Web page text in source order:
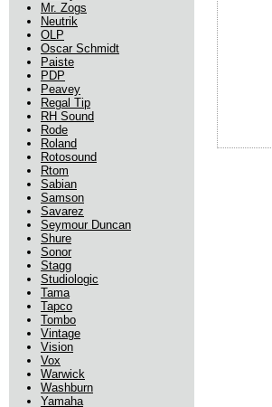
Mr. Zogs
Neutrik
OLP
Oscar Schmidt
Paiste
PDP
Peavey
Regal Tip
RH Sound
Rode
Roland
Rotosound
Rtom
Sabian
Samson
Savarez
Seymour Duncan
Shure
Sonor
Stagg
Studiologic
Tama
Tapco
Tombo
Vintage
Vision
Vox
Warwick
Washburn
Yamaha